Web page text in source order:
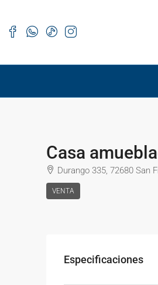
Casa
Durango 335, 72680 San
VENTA
Especificaciones